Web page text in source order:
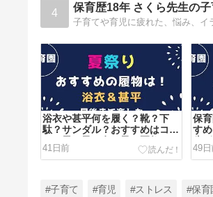
4 保育歴18年 さくら先生の
浴衣や甚平何を履く？靴？下
駄？サンダル？おすすめはコ
レ！男の子も女の子も夏祭りは
コレで決まり！
41日前
保
す
歳
士
49日
#子育て #育児 #ストレス #保育